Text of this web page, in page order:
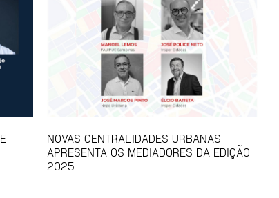
NOVAS CENTRALIDADES URBANAS
APRESENTA OS MEDIADORES DA EDIÇÃO
2025